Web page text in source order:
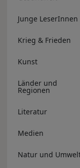
Junge LeserInnen
Krieg & Frieden
Kunst
Länder und
Regionen
Literatur
Medien
Natur und